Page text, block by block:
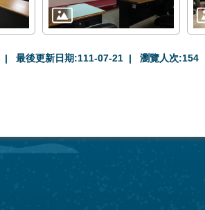
最後更新日期:111-07-21 瀏覽人次:154